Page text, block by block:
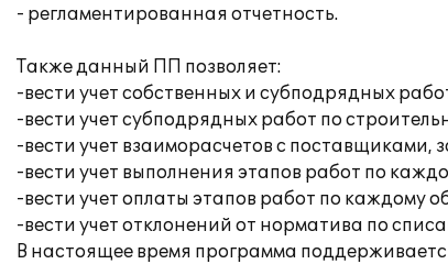
- регламентированная отчетность.
Также данный ПП позволяет:
-вести учет собственных и субподрядных
-вести учет субподрядных работ по
-вести учет взаиморасчетов с
-вести учет выполнения этапов работ по
-вести учет оплаты этапов работ по каждому
-вести учет отклонений от норматива по
В настоящее время программа